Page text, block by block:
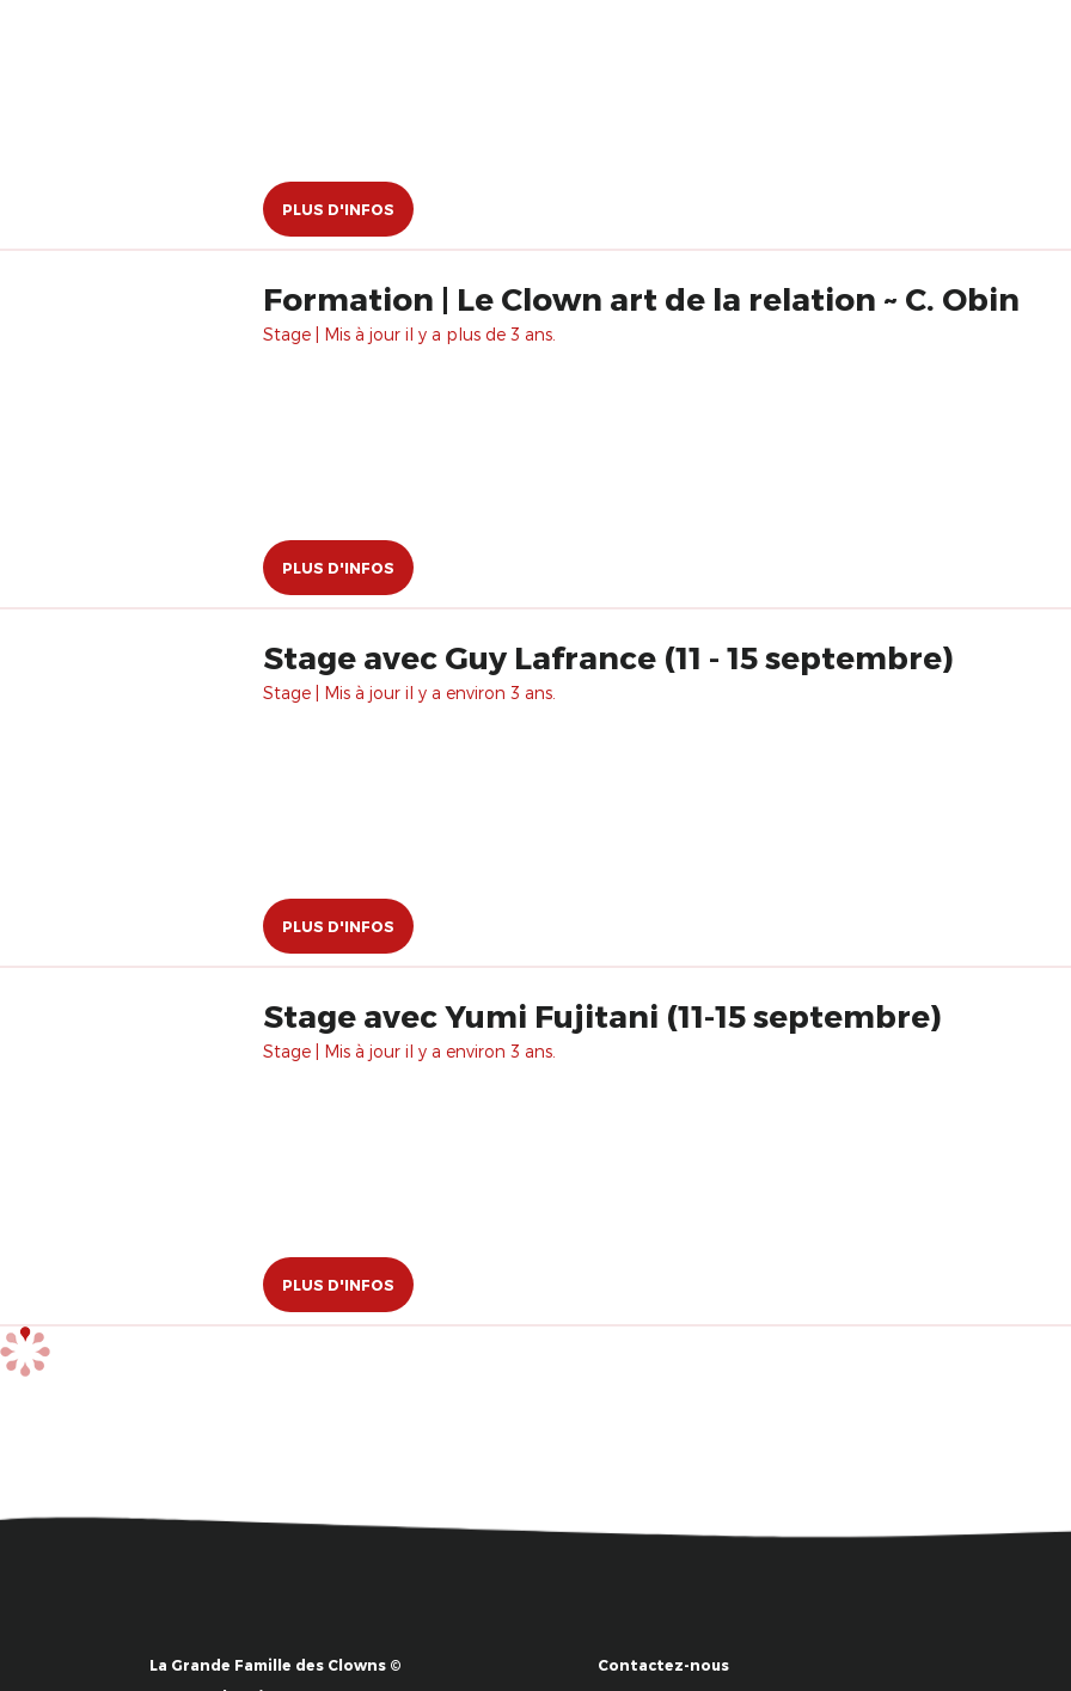
PLUS D'INFOS
Formation | Le Clown art de la relation ~ C. Obin
Stage | Mis à jour il y a plus de 3 ans.
PLUS D'INFOS
Stage avec Guy Lafrance (11 - 15 septembre)
Stage | Mis à jour il y a environ 3 ans.
PLUS D'INFOS
Stage avec Yumi Fujitani (11-15 septembre)
Stage | Mis à jour il y a environ 3 ans.
PLUS D'INFOS
La Grande Famille des Clowns ©
Contactez-nous